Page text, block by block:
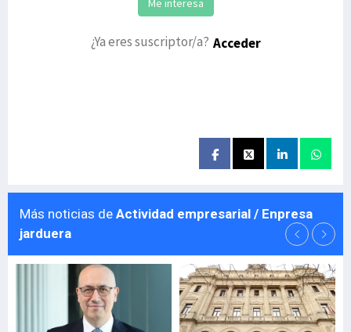
Me interesa
¿Ya eres suscriptor/a? Acceder
Más noticias de Actividad empresarial / Enpresa
jarduera